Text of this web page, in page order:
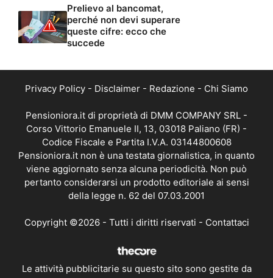
Prelievo al bancomat,
perché non devi superare
queste cifre: ecco che
succede
Privacy Policy - Disclaimer - Redazione - Chi Siamo
Pensioniora.it di proprietà di DMM COMPANY SRL -
Corso Vittorio Emanuele II, 13, 03018 Paliano (FR) -
Codice Fiscale e Partita I.V.A. 03144800608
Pensioniora.it non è una testata giornalistica, in quanto
viene aggiornato senza alcuna periodicità. Non può
pertanto considerarsi un prodotto editoriale ai sensi
della legge n. 62 del 07.03.2001
Copyright ©2026 - Tutti i diritti riservati - Contattaci
Le attività pubblicitarie su questo sito sono gestite da